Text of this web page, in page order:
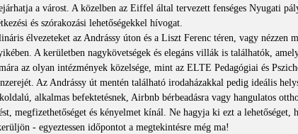
a várost. A közelben az Eiffel által tervezett fenséges Nyugati
és szórakozási lehetőségekkel hívogat.
élvezeteket az Andrássy úton és a Liszt Ferenc téren, vagy nézzen
A kerületben nagykövetségek és elegáns villák is találhatók,
az olyan intézmények közelsége, mint az ELTE Pedagógiai és
Az Andrássy út mentén található irodaházakkal pedig ideális
alkalmas befektetésnek, Airbnb bérbeadásra vagy hangulatos
megfizethetőséget és kényelmet kínál. Ne hagyja ki ezt a lehetőséget,
- egyeztessen időpontot a megtekintésre még ma!